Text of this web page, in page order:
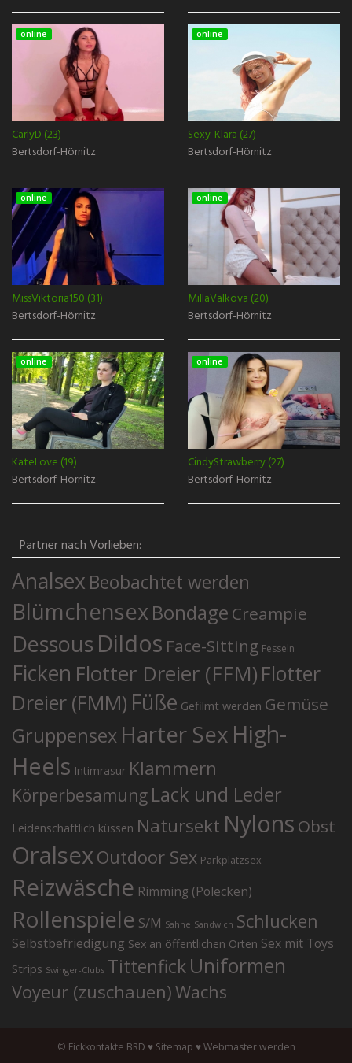
online
CarlyD (23)
Bertsdorf-Hörnitz
online
Sexy-Klara (27)
Bertsdorf-Hörnitz
online
MissViktoria150 (31)
Bertsdorf-Hörnitz
online
MillaValkova (20)
Bertsdorf-Hörnitz
online
KateLove (19)
Bertsdorf-Hörnitz
online
CindyStrawberry (27)
Bertsdorf-Hörnitz
Partner nach Vorlieben:
Analsex Beobachtet werden
BlümchensexBondage Creampie
Dessous Dildos Face-Sitting Fesseln
Ficken Flotter Dreier (FFM) Flotter
Dreier (FMM) Füße Gefilmt werden Gemüse
Gruppensex Harter Sex High-
Heels Intimrasur Klammern
Körperbesamung Lack und Leder
Leidenschaftlich küssen Natursekt Nylons Obst
OralsexOutdoor Sex Parkplatzsex
Reizwäsche Rimming (Polecken)
Rollenspiele S/M Sahne Sandwich Schlucken
Selbstbefriedigung Sex an öffentlichen Orten Sex mit Toys
Strips Swinger-Clubs TittenfickUniformen
Voyeur (zuschauen)Wachs
© Fickkontakte BRD ♥ Sitemap ♥Webmaster werden